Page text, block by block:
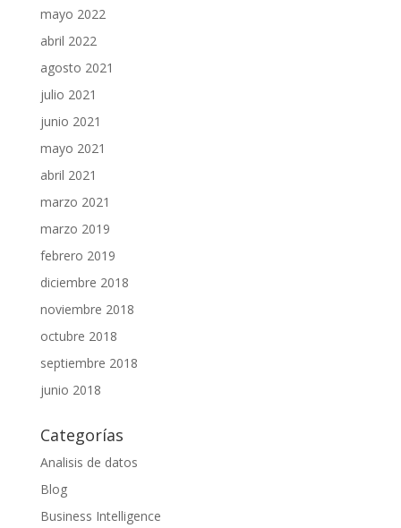
mayo 2022
abril 2022
agosto 2021
julio 2021
junio 2021
mayo 2021
abril 2021
marzo 2021
marzo 2019
febrero 2019
diciembre 2018
noviembre 2018
octubre 2018
septiembre 2018
junio 2018
Categorías
Analisis de datos
Blog
Business Intelligence